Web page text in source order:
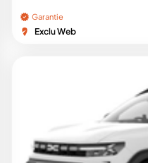
Garantie
Exclu Web